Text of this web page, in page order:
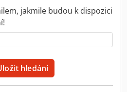
jakmile budou k dispozici
hledání